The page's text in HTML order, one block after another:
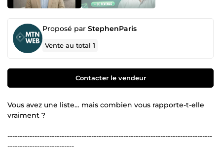
Proposé par StephenParis
Vente au total1
Contacter le vendeur
Vous avez une liste… mais combien vous rapporte-t-elle
vraiment ?
-----------------------------------------------------------------------------------
---------------------------